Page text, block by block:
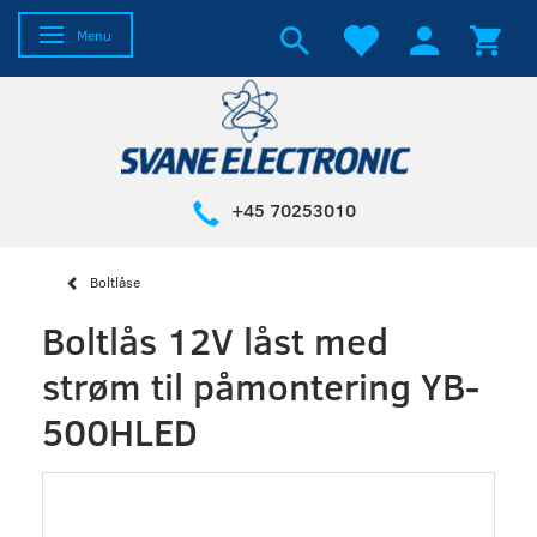
Skifte navigation
Menu
+45 70253010
Boltlåse
Boltlås 12V låst med
strøm til påmontering YB-
500HLED